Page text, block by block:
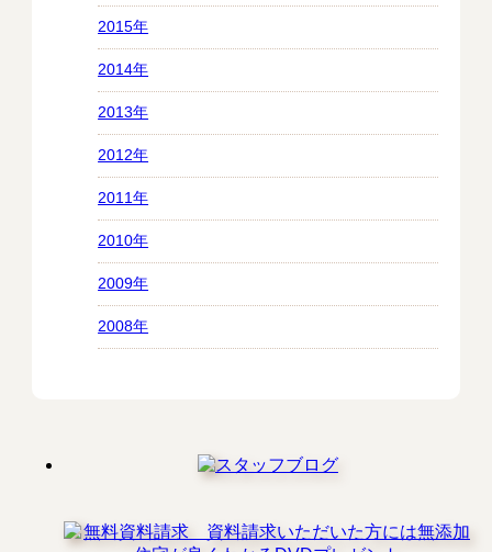
2015年
2014年
2013年
2012年
2011年
2010年
2009年
2008年